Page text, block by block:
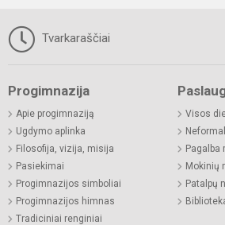
Tvarkaraščiai
Progimnazija
Apie progimnaziją
Ugdymo aplinka
Filosofija, vizija, misija
Pasiekimai
Progimnazijos simboliai
Progimnazijos himnas
Tradiciniai renginiai
Visos
Pagalba
Mokinių
Patalpų